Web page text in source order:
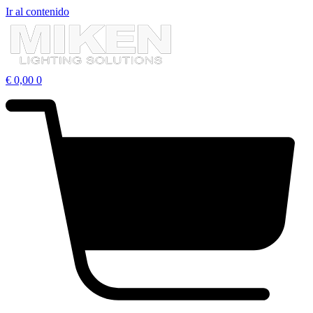
Ir al contenido
€ 0,00 0